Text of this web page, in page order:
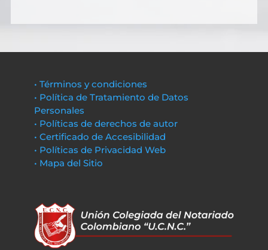
• Términos y condiciones
• Política de Tratamiento de Datos
Personales
• Políticas de derechos de autor
• Certificado de Accesibilidad
• Políticas de Privacidad Web
• Mapa del Sitio